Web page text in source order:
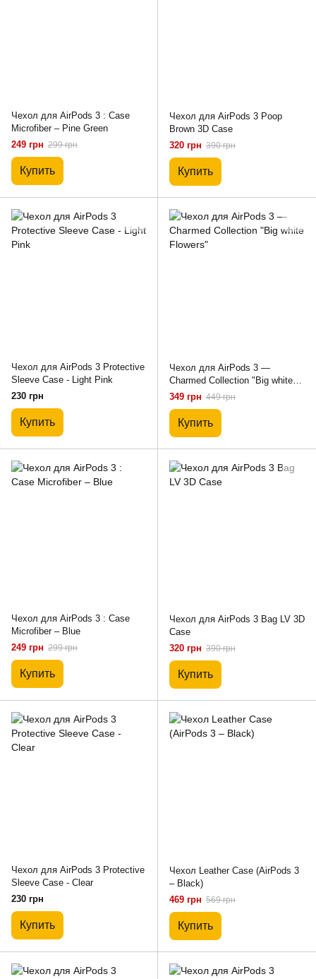
Чехол для AirPods 3 : Case
Microfiber – Pine Green
249 грн 299 грн
Купить
Чехол для AirPods 3 Poop
Brown 3D Case
320 грн 390 грн
Купить
Чехол для AirPods 3 Protective
Sleeve Case - Light Pink
230 грн
Купить
Чехол для AirPods 3 —
Charmed Collection "Big white
Flowers"
349 грн 449 грн
Купить
Чехол для AirPods 3 : Case
Microfiber – Blue
249 грн 299 грн
Купить
Чехол для AirPods 3 Bag LV 3D
Case
320 грн 390 грн
Купить
Чехол для AirPods 3 Protective
Sleeve Case - Clear
230 грн
Купить
Чехол Leather Case (AirPods 3
– Black)
469 грн 569 грн
Купить